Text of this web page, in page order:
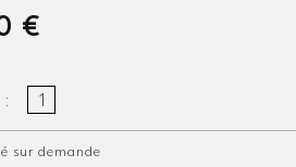
€
sur demande